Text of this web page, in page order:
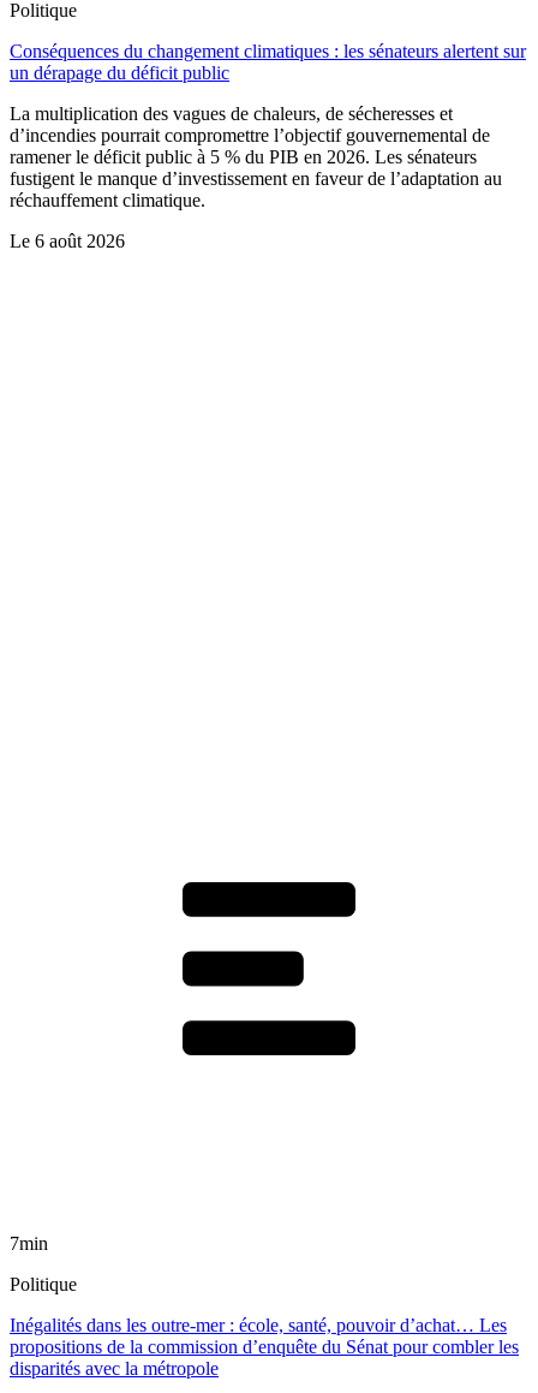
Politique
Conséquences du changement climatiques : les sénateurs alertent sur
un dérapage du déficit public
La multiplication des vagues de chaleurs, de sécheresses et
d’incendies pourrait compromettre l’objectif gouvernemental de
ramener le déficit public à 5 % du PIB en 2026. Les sénateurs
fustigent le manque d’investissement en faveur de l’adaptation au
réchauffement climatique.
Le 6 août 2026
7min
Politique
Inégalités dans les outre-mer : école, santé, pouvoir d’achat… Les
propositions de la commission d’enquête du Sénat pour combler les
disparités avec la métropole